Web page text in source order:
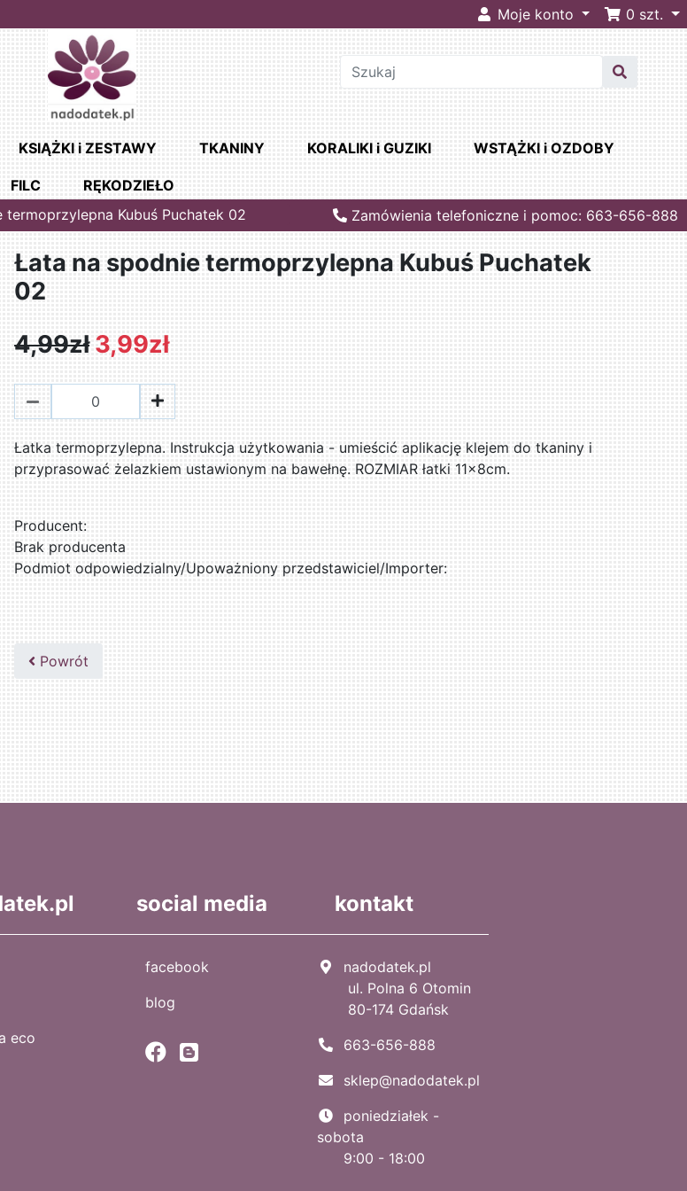
Moje konto 0 szt.
KSIĄŻKI i ZESTAWY TKANINY KORALIKI i GUZIKI WSTĄŻKI i OZDOBY
FILC
RĘKODZIEŁO
termoprzylepna Kubuś Puchatek 02 Zamówienia telefoniczne i pomoc: 663-656-888
Łata na spodnie termoprzylepna Kubuś Puchatek
02
4,99zł 3,99zł
Łatka termoprzylepna. Instrukcja użytkowania - umieścić aplikację klejem do tkaniny i
przyprasować żelazkiem ustawionym na bawełnę. ROZMIAR łatki 11x8cm.
Producent:
Brak producenta
Podmiot odpowiedzialny/Upoważniony przedstawiciel/Importer:
Powrót
eco
social media
facebook
blog
kontakt
nadodatek.pl
ul. Polna 6 Otomin
80-174 Gdańsk
663-656-888
sklep@nadodatek.pl
poniedziałek -
sobota
9:00 - 18:00